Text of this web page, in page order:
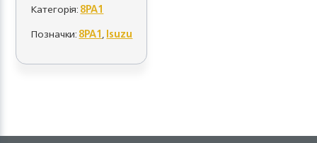
Категорія:8PA1
Позначки:8PA1,Isuzu